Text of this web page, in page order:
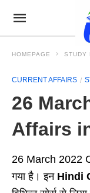
HOMEPAGE STUDY
CURRENT AFFAIRS
26
Affairs
26 March 2022
गया है। इन Hindi